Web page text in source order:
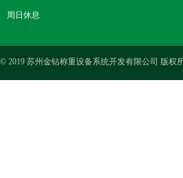
周日休息
© 2019 苏州金钻称重设备系统开发有限公司 版权